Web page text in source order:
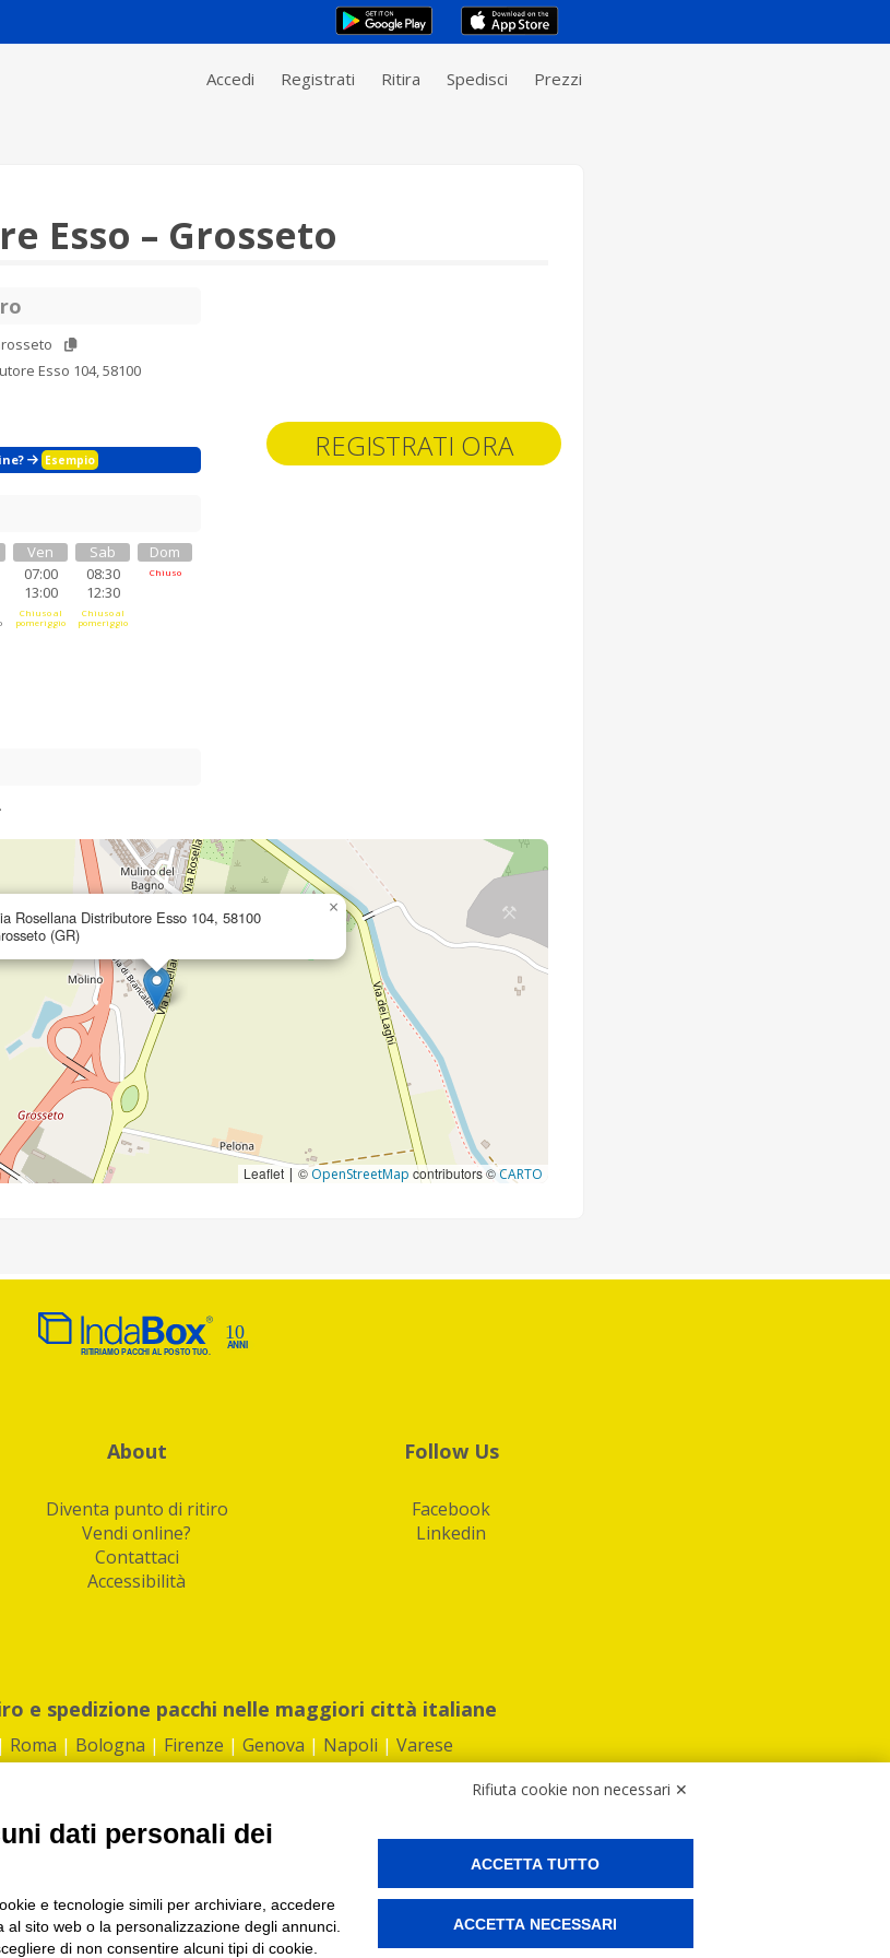
Accedi Registrati Ritira Spedisci Prezzi
REGISTRATI ORA
Esso – Grosseto
Esso 104, 58100
Esempio
Ven
07:00
13:00
Chiuso al
pomeriggio
Sab
08:30
12:30
Chiuso al
pomeriggio
Dom
Chiuso
Rosellana Distributore Esso 104, 58100
(GR)
×
Leaflet | ©OpenStreetMap contributors ©CARTO
About
Diventa punto di ritiro
Vendi online?
Contattaci
Accessibilità
Follow Us
Facebook
Linkedin
e spedizione pacchi nelle maggiori città italiane
| Roma | Bologna | Firenze | Genova | Napoli | Varese
RM 1494760 | Cap.Soc.: 50.000€ |Whistleblowing|Privacy|Preferenze Cookies
Tabaccai, Edicole e Kipoint per ritirare i tuoi acquisti online e spedire i tuoi pacchi.
Rifiuta cookie non necessari ✕
dati personali dei
e tecnologie simili per archiviare, accedere
sito web o la personalizzazione degli annunci.
di non consentire alcuni tipi di cookie.
ACCETTA TUTTO
ACCETTA NECESSARI